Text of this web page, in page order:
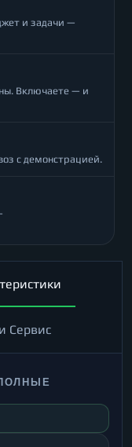
и задачи —
Включаете — и
с демонстрацией.
Сервис